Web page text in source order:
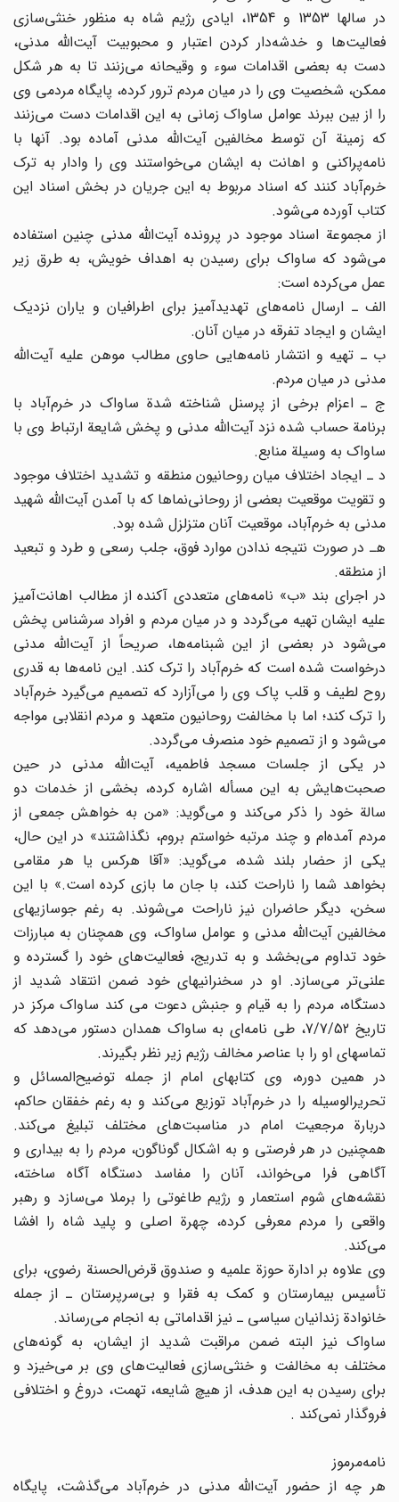
در سالها 1353 و 1354، ایادی رژیم شاه به منظور خنثی‌سازی
فعالیت‌ها و خدشه‌دار کردن اعتبار و محبوبیت آیت‌الله مدنی،
دست به بعضی اقدامات سوء و وقیحانه می‌زنند تا به هر شکل
ممکن، شخصیت وی را در میان مردم ترور کرده، پایگاه مردمی وی
را از بین ببرند عوامل ساواک زمانی به این اقدامات دست می‌زنند
که زمینة آن توسط مخالفین آیت‌الله مدنی آماده بود. آنها با
نامه‌پراکنی و اهانت به ایشان می‌خواستند وی را وادار به ترک
خرم‌آباد کنند که اسناد مربوط به این جریان در بخش اسناد این
کتاب آورده می‌شود.
از مجموعة اسناد موجود در پرونده آیت‌الله مدنی چنین استفاده
می‌شود که ساواک برای رسیدن به اهداف خویش، به طرق زیر
عمل می‌کرده است:
الف ـ ارسال نامه‌های تهدید‌آمیز برای اطرافیان و یاران نزدیک
ایشان و ایجاد تفرقه در میان آنان.
ب ـ تهیه و انتشار نامه‌هایی حاوی مطالب موهن علیه آیت‌الله
مدنی در میان مردم.
ج ـ اعزام برخی از پرسنل شناخته شدة ساواک در خرم‌آباد با
برنامة حساب شده نزد آیت‌الله مدنی و پخش شایعة ارتباط وی با
ساواک به وسیلة منابع.
د ـ ایجاد اختلاف میان روحانیون منطقه و تشدید اختلاف موجود
و تقویت موقعیت بعضی از روحانی‌نماها که با آمدن آیت‌الله شهید
مدنی به خرم‌آباد، موقعیت آنان متزلزل شده بود.
ه‍ـ در صورت نتیجه ندادن موارد فوق، جلب رسعی و طرد و تبعید
از منطقه.
در اجرای بند «ب» نامه‌های متعددی آکنده از مطالب اهانت‌آمیز
علیه ایشان تهیه می‌گردد و در میان مردم و افراد سرشناس پخش
می‌شود در بعضی از این شبنامه‌ها، صریحاً از آیت‌الله مدنی
درخواست شده است که خرم‌آباد را ترک کند. این نامه‌ها به قدری
روح لطیف و قلب پاک وی را می‌آزارد که تصمیم می‌گیرد خرم‌آباد
را ترک کند؛ اما با مخالفت روحانیون متعهد و مردم انقلابی مواجه
می‌شود و از تصمیم خود منصرف می‌گردد.
در یکی از جلسات مسجد فاطمیه، آیت‌الله مدنی در حین
صحبت‌هایش به این مسأله اشاره کرده، بخشی از خدمات دو
سالة خود را ذکر می‌کند و می‌گوید: «من به خواهش جمعی از
مردم آمده‌ام و چند مرتبه خواستم بروم، نگذاشتند» در این حال،
یکی از حضار بلند شده، می‌گوید: «آقا هرکس یا هر مقامی
بخواهد شما را ناراحت کند، با جان ما بازی کرده است.» با این
سخن، دیگر حاضران نیز ناراحت می‌شوند. به رغم جوسازیهای
مخالفین آیت‌الله مدنی و عوامل ساواک، وی همچنان به مبارزات
خود تداوم می‌بخشد و به تدریج، فعالیت‌های خود را گسترده و
علنی‌تر می‌سازد. او در سخنرانیهای خود ضمن انتقاد شدید از
دستگاه، مردم را به قیام و جنبش دعوت می کند ساواک مرکز در
تاریخ 7/7/52، طی نامه‌ای به ساواک همدان دستور می‌دهد که
تماسهای او را با عناصر مخالف رژیم زیر نظر بگیرند.
در همین دوره، وی کتابهای امام از جمله توضیح‌المسائل و
تحریر‌الوسیله را در خرم‌آباد توزیع می‌کند و به رغم خفقان حاکم،
دربارة مرجعیت امام در مناسبت‌های مختلف تبلیغ می‌کند.
همچنین در هر فرصتی و به اشکال گوناگون، مردم را به بیداری و
آگاهی فرا می‌خواند، آنان را مفاسد دستگاه آگاه ساخته،
نقشه‌های شوم استعمار و رژیم طاغوتی را برملا می‌سازد و رهبر
واقعی را مردم معرفی کرده، چهرة اصلی و پلید شاه را افشا
می‌کند.
وی علاوه بر ادارة حوزة علمیه و صندوق قرض‌الحسنة رضوی، برای
تأسیس بیمارستان و کمک به فقرا و بی‌سرپرستان ـ از جمله
خانوادة زندانیان سیاسی ـ نیز اقداماتی به انجام می‌رساند.
ساواک نیز البته ضمن مراقبت شدید از ایشان، به گونه‌های
مختلف به مخالفت و خنثی‌سازی فعالیت‌های وی بر می‌خیزد و
برای رسیدن به این هدف‌، از هیچ شایعه، تهمت، دروغ و اختلافی
فروگذار نمی‌کند .
نامه‌مرموز
هر چه از حضور آیت‌الله مدنی در خرم‌آباد می‌گذشت، پایگاه